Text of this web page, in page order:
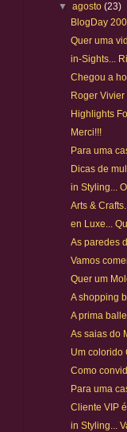
▼agosto(23)
BlogDay
Quer uma
in-Sights...
Chegou a
Roger
Highlights
Merci!!!
Para uma
Dicas de
in Styling...
Arts &
en Luxe...
As paredes
Vamos
Quer um
A shopping
A prima
As saias do
Um colorido
Como
Para uma
Cliente VIP
in Styling...